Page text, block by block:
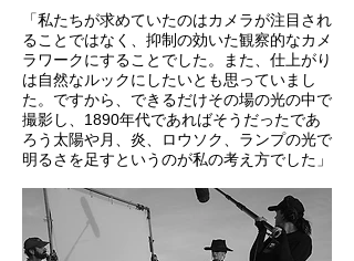
「私たちが求めていたのはカメラが注目され
ることではなく、抑制の効いた観察的なカメ
ラワークにすることでした。また、仕上がり
は自然なルックにしたいとも思っていまし
た。ですから、できるだけその場の光の中で
撮影し、1890年代であればそうだったであ
ろう太陽や月、炎、ロウソク、ランプの光で
明るさを足すというのが私の考え方でした」